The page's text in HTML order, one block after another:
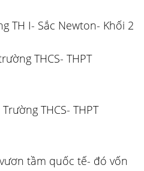
TH I- Sắc Newton- Khối 2
THCS- THPT
THCS- THPT
tầm quốc tế- đó vốn